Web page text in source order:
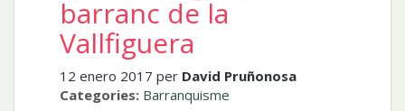
barranc de la
Vallfiguera
12 enero 2017 per David Pruñonosa
Categories: Barranquisme